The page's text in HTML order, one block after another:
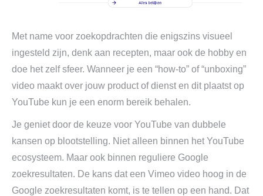
Met name voor zoekopdrachten die enigszins visueel
ingesteld zijn, denk aan recepten, maar ook de hobby en
doe het zelf sfeer. Wanneer je een “how-to” of “unboxing”
video maakt over jouw product of dienst en dit plaatst op
YouTube kun je een enorm bereik behalen.
Je geniet door de keuze voor YouTube van dubbele
kansen op blootstelling. Niet alleen binnen het YouTube
ecosysteem. Maar ook binnen reguliere Google
zoekresultaten. De kans dat een Vimeo video hoog in de
Google zoekresultaten komt, is te tellen op een hand. Dat